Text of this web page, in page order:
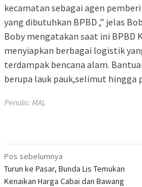
kecamatan sebagai agen
yang dibutuhkan BPBD ,” jelas
Boby mengatakan saat ini BPBD
menyiapkan berbagai logistik
terdampak bencana alam.
berupa lauk pauk,selimut hingga
Penulis: MAL
Navigasi
pos
Pos sebelumnya
Turun ke Pasar, Bunda Lis Temukan
Kenaikan Harga Cabai dan Bawang